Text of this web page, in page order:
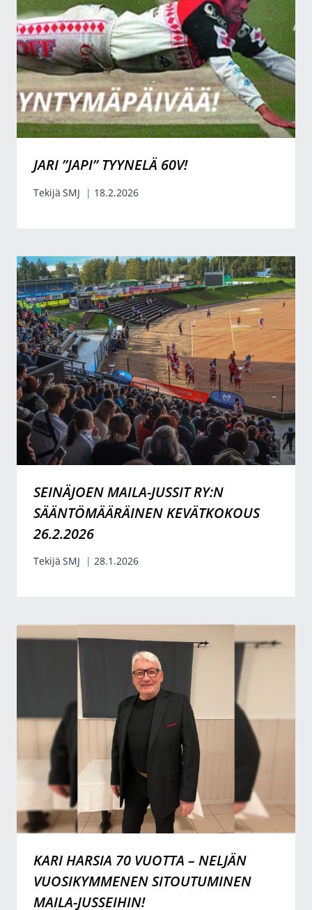
JARI ”JAPI” TYYNELÄ 60V!
Tekijä SMJ 18.2.2026
SEINÄJOEN MAILA-JUSSIT RY:N
SÄÄNTÖMÄÄRÄINEN KEVÄTKOKOUS
26.2.2026
Tekijä SMJ 28.1.2026
KARI HARSIA 70 VUOTTA – NELJÄN
VUOSIKYMMENEN SITOUTUMINEN
MAILA-JUSSEIHIN!